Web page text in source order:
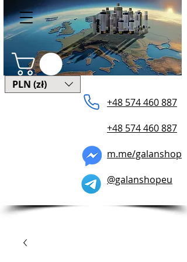
+48 574 ​460 887
+48 574 460 887
m.me/galanshop
@galanshopeu
PLN (zł)